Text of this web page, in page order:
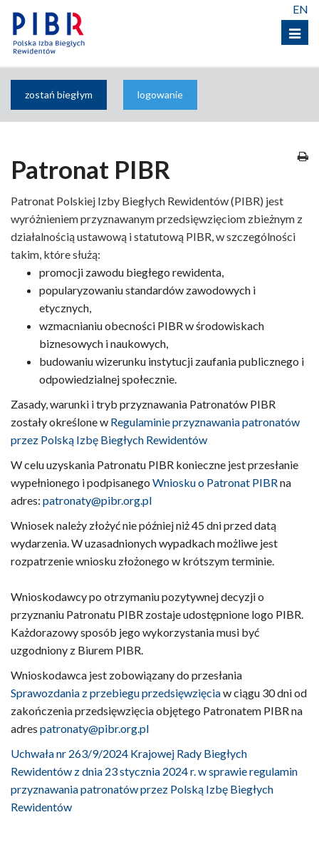
Menu
EN
zostań biegłym logowanie
Patronat PIBR
Patronat Polskiej Izby Biegłych Rewidentów (PIBR) jest
wyróżnieniem przyznawanym przedsięwzięciom zbieżnym z
działalnością ustawową i statutową PIBR, w szczególności
takim, które służą:
promocji zawodu biegłego rewidenta,
popularyzowaniu standardów zawodowych i
etycznych,
wzmacnianiu obecności PIBR w środowiskach
biznesowych i naukowych,
budowaniu wizerunku instytucji zaufania publicznego i
odpowiedzialnej społecznie.
Zasady, warunki i tryb przyznawania Patronatów PIBR
zostały określone w Regulaminie przyznawania patronatów
przez Polską Izbę Biegłych Rewidentów
W celu uzyskania Patronatu PIBR konieczne jest przesłanie
wypełnionego i podpisanego Wniosku o Patronat PIBRna
adres: patronaty@pibr.org.pl
Wniosek należy złożyć nie później niż 45 dni przed datą
wydarzenia. W uzasadnionych wypadkach możliwe jest
rozpatrzenie wniosku złożonego w krótszym terminie.
Wnioskodawcy po otrzymaniu pozytywnej decyzji o
przyznaniu Patronatu PIBR zostaje udostępnione logo PIBR.
Każdorazowy sposób jego wykorzystania musi być
uzgodniony z Biurem PIBR.
Wnioskodawca jest zobowiązany do przesłania
Sprawozdania z przebiegu przedsięwzięciaw ciągu 30 dni od
zakończenia przedsięwzięcia objętego Patronatem PIBR na
adres patronaty@pibr.org.pl
Uchwała nr 263/9/2024 Krajowej Rady Biegłych
Rewidentów z dnia 23 stycznia 2024 r. w sprawie regulamin
przyznawania patronatów przez Polską Izbę Biegłych
Rewidentów